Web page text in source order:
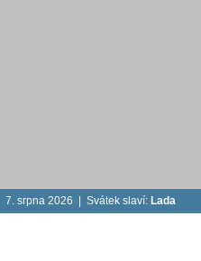
7. srpna 2026 | Svátek slaví: Lada